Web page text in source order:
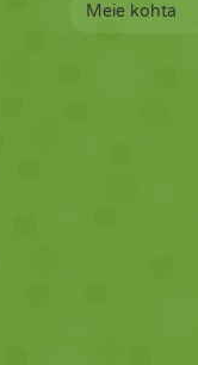
Meie kohta